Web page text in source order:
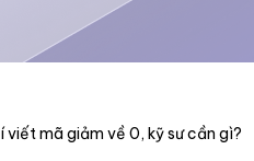
viết mã giảm về 0, kỹ sư cần gì?